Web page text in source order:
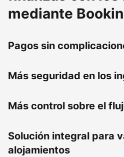
mediante
Pagos sin
Más seguridad en los
Más control sobre el
Solución integral para
alojamientos